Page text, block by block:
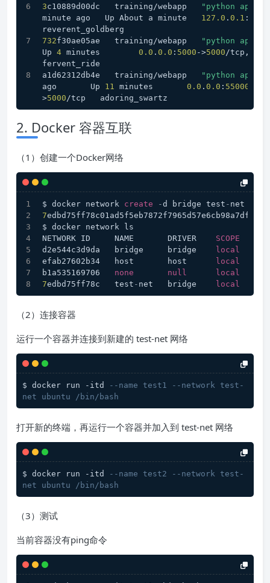
3c10889d00dc   training/webapp
"python
minute ago   Up About a minute 127.0 . 0.1 :
reverent_goldberg
732f30ae05ae   training/webapp
"python
Up 4 minutes 0.0 . 0.0 : 5000 ->5000/tcp, :::
fervent_ride
a1d62312db4e   training/webapp
"python
ago       Up 11 minutes 0.0 . 0.0 : 55000
>5000/tcp   adoring_swartz
2. Docker 容器互联
（1）创建一个Docker网络
$ docker network create -d bridge test - net
7
$ docker network ls
NETWORK ID     NAME       DRIVER SCOPE
d2e544c3d9da   bridge     bridge
local
efab27602b34   host       host
local
b1a535169706 none null
local
7edbd75ff78c   test - net   bridge local
（2）连接容器
运行一个容器并连接到新建的 test-net 网络
$ docker run -itd
--name test1 --network test-
net ubuntu /bin/bash
打开新的终端，再运行一个容器并加入到 test-net 网络
$ docker run -itd
--name test2 --network test-
net ubuntu /bin/bash
（3）测试
当前容器没有ping命令